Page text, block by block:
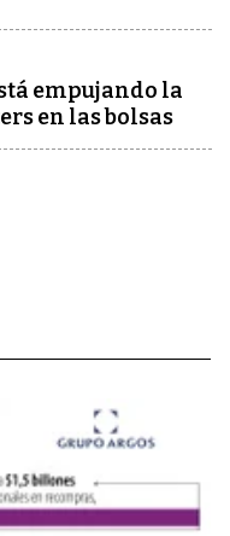
empujando la
en las bolsas